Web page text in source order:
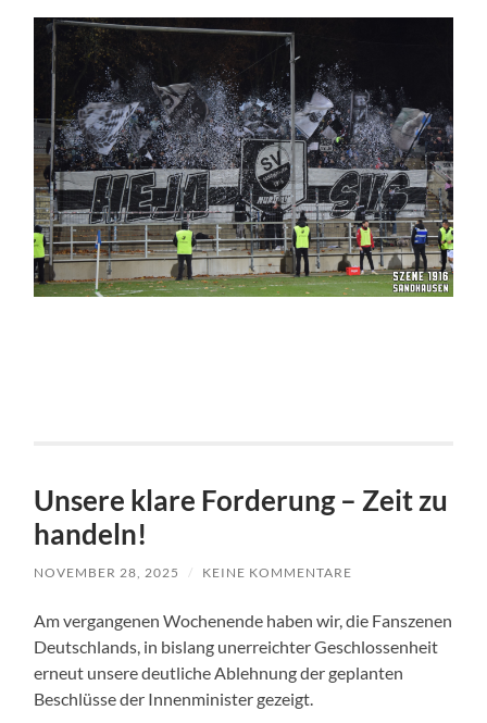
Unsere klare Forderung – Zeit zu
handeln!
NOVEMBER 28, 2025 / KEINE KOMMENTARE
Am vergangenen Wochenende haben wir, die Fanszenen
Deutschlands, in bislang unerreichter Geschlossenheit
erneut unsere deutliche Ablehnung der geplanten
Beschlüsse der Innenminister gezeigt.